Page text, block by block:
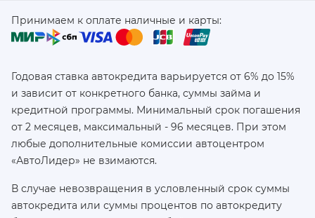
Принимаем к оплате наличные и карты:
Годовая ставка автокредита варьируется от 6% до 15%
и зависит от конкретного банка, суммы займа и
кредитной программы. Минимальный срок погашения
от 2 месяцев, максимальный - 96 месяцев. При этом
любые дополнительные комиссии автоцентром
«АвтоЛидер» не взимаются.
В случае невозвращения в условленный срок суммы
автокредита или суммы процентов по автокредиту